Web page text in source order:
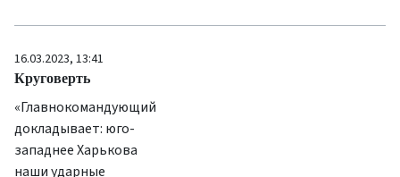
16.03.2023, 13:41
Круговерть
«Главнокомандующий
докладывает: юго-
западнее Харькова
наши ударные